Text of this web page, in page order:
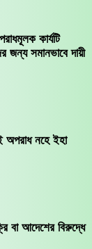
কার্যটি
সমানভাবে দায়ী
অপরাধ নহে ইহা
বা আদেশের বিরুদ্ধে